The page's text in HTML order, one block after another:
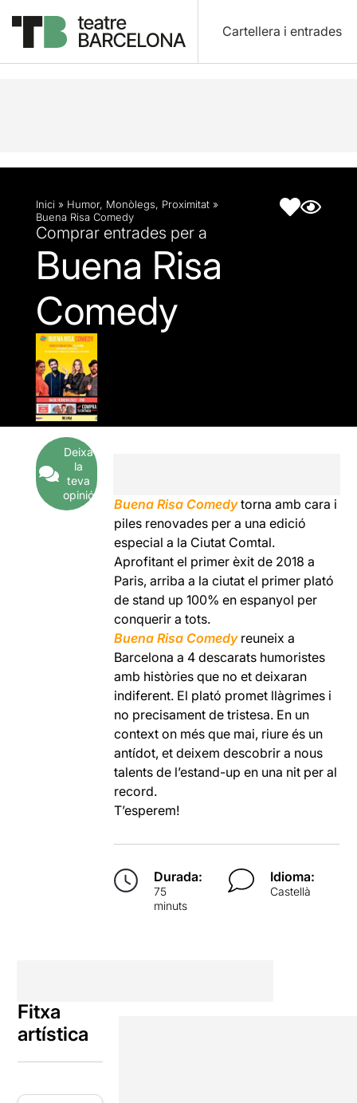
Cartellera i entrades
Descripció Fitxa artística
Inici » Humor, Monòlegs, Proximitat »
Buena Risa Comedy
Comprar entrades per a
Buena Risa
Comedy
Deixa
la
teva
opinió
Buena Risa Comedy torna amb cara i
piles renovades per a una edició
especial a la Ciutat Comtal.
Aprofitant el primer èxit de 2018 a
Paris, arriba a la ciutat el primer plató
de stand up 100% en espanyol per
conquerir a tots.
Buena Risa Comedy reuneix a
Barcelona a 4 descarats humoristes
amb històries que no et deixaran
indiferent. El plató promet llàgrimes i
no precisament de tristesa. En un
context on més que mai, riure és un
antídot, et deixem descobrir a nous
talents de l’estand-up en una nit per al
record.
T’esperem!
Durada:
75
minuts
Idioma:
Castellà
Fitxa
artística